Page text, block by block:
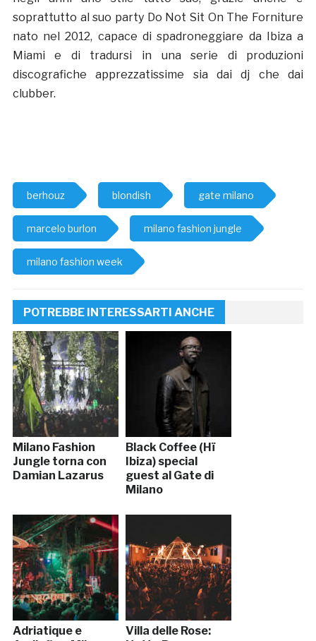
soprattutto al suo party Do Not Sit On The Forniture
nato nel 2012, capace di spadroneggiare da Ibiza a
Miami e di tradursi in una serie di produzioni
discografiche apprezzatissime sia dai dj che dai
clubber.
berhouz blondish gate milano
marcelo burlon milano fashion jungle
milano fashion week
POTREBBE INTERESSARTI ANCHE
Milano Fashion
Jungle torna con
Damian Lazarus
Black Coffee (Hï
Ibiza) special
guest al Gate di
Milano
Adriatique e
Villa delle Rose: